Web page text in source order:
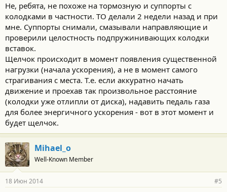
Не, ребята, не похоже на тормозную и суппорты с
колодками в частности. ТО делали 2 недели назад и при
мне. Суппорты снимали, смазывали направляющие и
проверили целостность подпружинивающих колодки
вставок.
Щелчок происходит в момент появления существенной
нагрузки (начала ускорения), а не в момент самого
страгивания с места. Т.е. если аккуратно начать
движение и проехав так произвольное расстояние
(колодки уже отлипли от диска), надавить педаль газа
для более энергичного ускорения - вот в этот момент и
будет щелчок.
Mihael_o
Well-Known Member
18 Июн 2014 #5